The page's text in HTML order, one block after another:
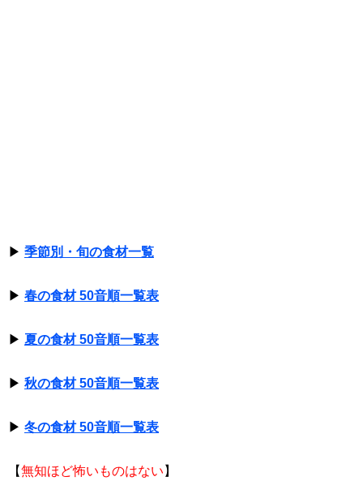
▶ 季節別・旬の食材一覧
▶ 春の食材 50音順一覧表
▶ 夏の食材 50音順一覧表
▶ 秋の食材 50音順一覧表
▶ 冬の食材 50音順一覧表
【無知ほど怖いものはない 】